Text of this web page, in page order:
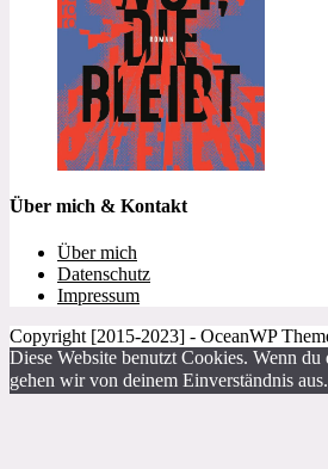
Über mich & Kontakt
Über mich
Datenschutz
Impressum
Copyright [2015-2023] - OceanWP
Diese Website benutzt Cookies. Wenn
gehen wir von deinem Einverständnis aus.